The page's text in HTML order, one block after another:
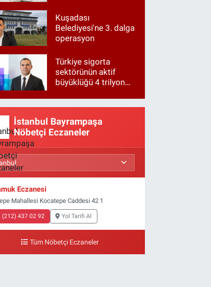
Kuşadası
Belediyesi'ne 3. dalga
operasyon
Türkiye sigorta
sektörünün aktif
büyüklüğü 4 trilyon
İstanbul Bayrampaşa
Nöbetçi Eczaneler
Eczanesi
Mahallesi Kocatepe Caddesi 42 1
(212) 437 02 92 Yol Tarifi Al
Tüm Nöbetçi Eczaneler